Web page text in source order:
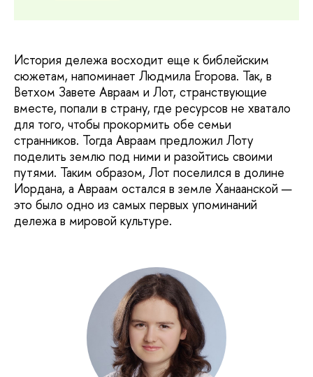
История дележа восходит еще к библейским
сюжетам, напоминает Людмила Егорова. Так, в
Ветхом Завете Авраам и Лот, странствующие
вместе, попали в страну, где ресурсов не хватало
для того, чтобы прокормить обе семьи
странников. Тогда Авраам предложил Лоту
поделить землю под ними и разойтись своими
путями. Таким образом, Лот поселился в долине
Иордана, а Авраам остался в земле Ханаанской —
это было одно из самых первых упоминаний
дележа в мировой культуре.